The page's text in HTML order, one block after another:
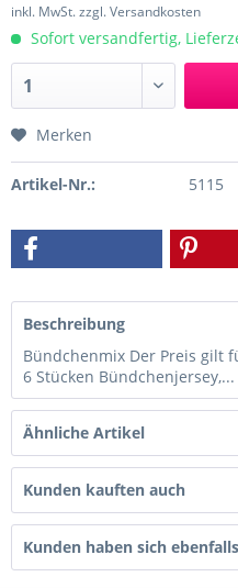
inkl. MwSt.zzgl. Versandkosten
Sofort versandfertig,
Merken
Artikel-Nr.: 5115
Beschreibung
Bündchenmix Der Preis gilt
6 Stücken Bündchenjersey,...
Ähnliche Artikel
Kunden kauften auch
Kunden haben sich